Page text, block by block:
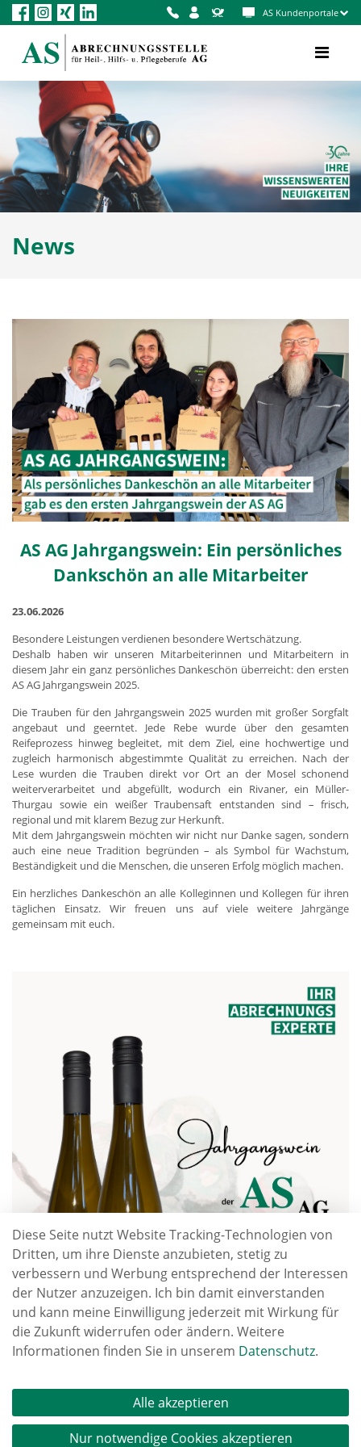
AS Kundenportale
News
AS AG Jahrgangswein: Ein persönliches
Dankschön an alle Mitarbeiter
23.06.2026
Besondere Leistungen verdienen besondere Wertschätzung.
Deshalb haben wir unseren Mitarbeiterinnen und Mitarbeitern in
diesem Jahr ein ganz persönliches Dankeschön überreicht: den ersten
AS AG Jahrgangswein 2025.
Die Trauben für den Jahrgangswein 2025 wurden mit großer Sorgfalt
angebaut und geerntet. Jede Rebe wurde über den gesamten
Reifeprozess hinweg begleitet, mit dem Ziel, eine hochwertige und
zugleich harmonisch abgestimmte Qualität zu erreichen. Nach der
Lese wurden die Trauben direkt vor Ort an der Mosel schonend
weiterverarbeitet und abgefüllt, wodurch ein Rivaner, ein Müller-
Thurgau sowie ein weißer Traubensaft entstanden sind – frisch,
regional und mit klarem Bezug zur Herkunft.
Mit dem Jahrgangswein möchten wir nicht nur Danke sagen, sondern
auch eine neue Tradition begründen – als Symbol für Wachstum,
Beständigkeit und die Menschen, die unseren Erfolg möglich machen.
Ein herzliches Dankeschön an alle Kolleginnen und Kollegen für ihren
täglichen Einsatz. Wir freuen uns auf viele weitere Jahrgänge
gemeinsam mit euch.
zurück
Diese Seite nutzt Website Tracking-Technologien von
Dritten, um ihre Dienste anzubieten, stetig zu
verbessern und Werbung entsprechend der Interessen
der Nutzer anzuzeigen. Ich bin damit einverstanden
und kann meine Einwilligung jederzeit mit Wirkung für
die Zukunft widerrufen oder ändern. Weitere
Informationen finden Sie in unserem Datenschutz.
Alle akzeptieren
Nur notwendige Cookies akzeptieren